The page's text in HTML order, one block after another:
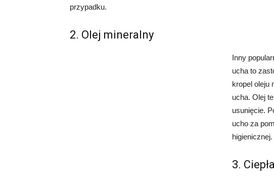
przypadku.
2. Olej mineralny
Inny
ucha to
kropel oleju
ucha. Olej
usunięcie.
ucho za
higienicznej.
3.